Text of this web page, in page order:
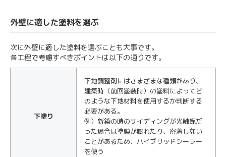
外壁に適した塗料を選ぶ
次に外壁に適した塗料を選ぶことも大事です。
各工程で考慮すべきポイントは以下の通りです。
下塗り
下地調整剤にはさまざまな種類があり、
建築時（前回塗装時）の塗料によってど
のような下地材料を使用するか判断する
必要がある。
例）新築の時のサイディングが光触媒だ
った場合は塗膜が膨れたり、密着しない
ことがあるため、ハイブリッドシーラー
を使う